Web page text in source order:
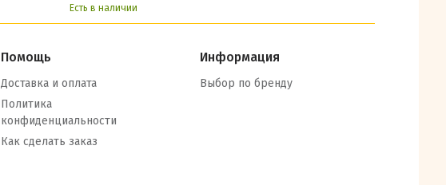
Есть в наличии
Помощь
Доставка и оплата
Политика
конфиденциальности
Как сделать заказ
Информация
Выбор по бренду